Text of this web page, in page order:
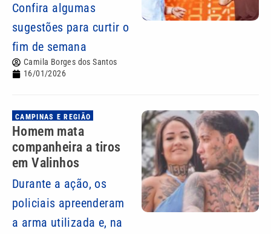
Confira algumas
sugestões para curtir o
fim de semana
Camila Borges dos Santos
16/01/2026
CAMPINAS E REGIÃO
Homem mata
companheira a tiros
em Valinhos
Durante a ação, os
policiais apreenderam
a arma utilizada e, na